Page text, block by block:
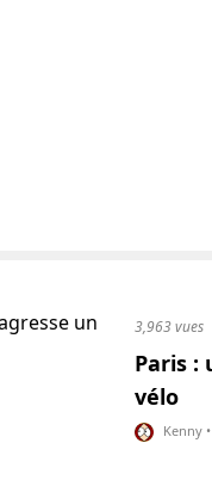
3,963 vues
Paris :
vélo
Kenny •